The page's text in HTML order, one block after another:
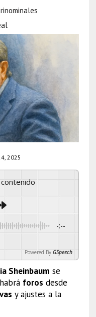
2025
contenido
-:--
Powered By GSpeech
Sheinbaum se
foros desde
y ajustes a la